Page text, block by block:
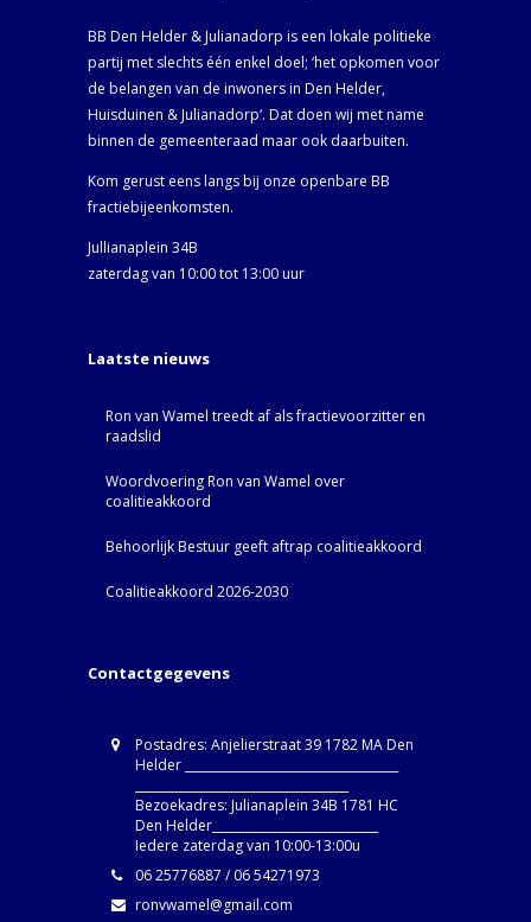
BB Den Helder & Julianadorp is een lokale politieke
partij met slechts één enkel doel; ‘het opkomen voor
de belangen van de inwoners in Den Helder,
Huisduinen & Julianadorp‘. Dat doen wij met name
binnen de gemeenteraad maar ook daarbuiten.
Kom gerust eens langs bij onze openbare BB
fractiebijeenkomsten.
Jullianaplein 34B
zaterdag van 10:00 tot 13:00 uur
Laatste nieuws
Ron van Wamel treedt af als fractievoorzitter en
raadslid
Woordvoering Ron van Wamel over
coalitieakkoord
Behoorlijk Bestuur geeft aftrap coalitieakkoord
Coalitieakkoord 2026-2030
Contactgegevens
Postadres: Anjelierstraat 39 1782 MA Den
Helder ____________________________________
Bezoekadres: Julianaplein 34B 1781 HC
Den Helder____________________________
Iedere zaterdag van 10:00-13:00u
06 25776887 / 06 54271973
ronvwamel@gmail.com